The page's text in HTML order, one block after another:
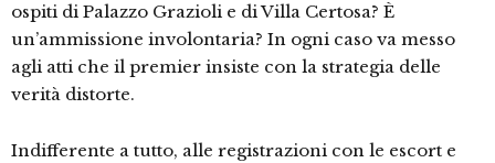
ospiti di Palazzo Grazioli e di Villa Certosa? È
un’ammissione involontaria? In ogni caso va messo
agli atti che il premier insiste con la strategia delle
verità distorte.
Indifferente a tutto, alle registrazioni con le escort e